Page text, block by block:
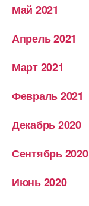
Май 2021
Апрель 2021
Март 2021
Февраль 2021
Декабрь 2020
Сентябрь 2020
Июнь 2020